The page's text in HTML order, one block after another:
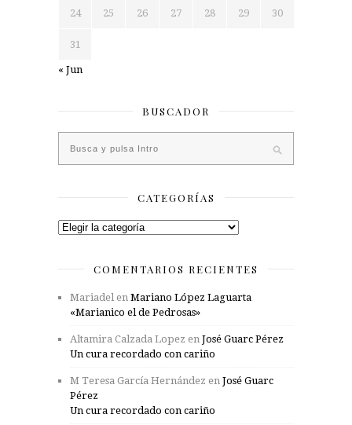
24 25 26 27 28 29 30
31
« Jun
BUSCADOR
CATEGORÍAS
Categorías
COMENTARIOS RECIENTES
Mariadel en Mariano López Laguarta
«Marianico el de Pedrosas»
Altamira Calzada Lopez en José Guarc Pérez
Un cura recordado con cariño
M Teresa García Hernández en José Guarc
Pérez
Un cura recordado con cariño